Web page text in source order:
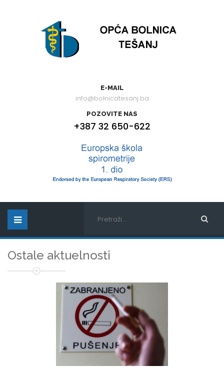
E-MAIL
info@bolnicatesanj.ba
POZOVITE NAS
+387 32 650-622
Ostale aktuelnosti